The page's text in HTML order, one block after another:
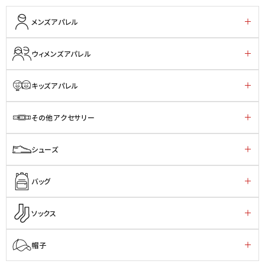
メンズアパレル
ウィメンズアパレル
キッズアパレル
その他アクセサリー
シューズ
バッグ
ソックス
帽子